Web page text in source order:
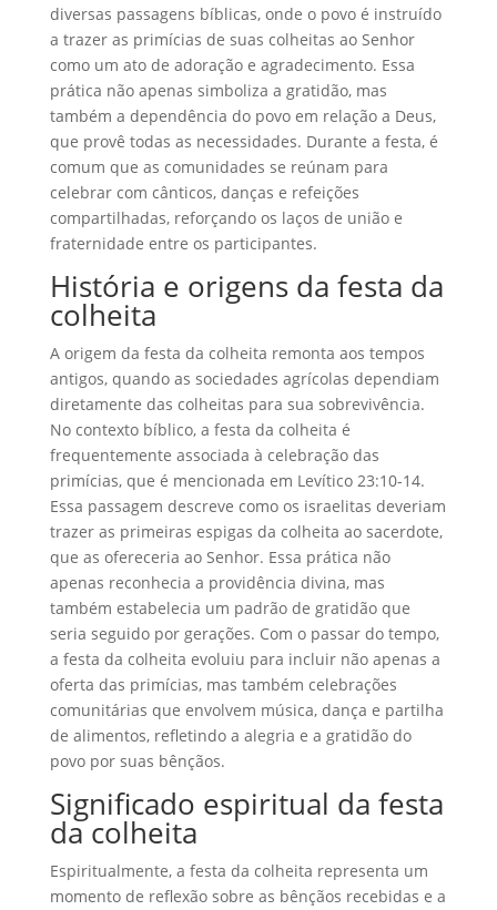
diversas passagens bíblicas, onde o povo é instruído
a trazer as primícias de suas colheitas ao Senhor
como um ato de adoração e agradecimento. Essa
prática não apenas simboliza a gratidão, mas
também a dependência do povo em relação a Deus,
que provê todas as necessidades. Durante a festa, é
comum que as comunidades se reúnam para
celebrar com cânticos, danças e refeições
compartilhadas, reforçando os laços de união e
fraternidade entre os participantes.
História e origens da festa da
colheita
A origem da festa da colheita remonta aos tempos
antigos, quando as sociedades agrícolas dependiam
diretamente das colheitas para sua sobrevivência.
No contexto bíblico, a festa da colheita é
frequentemente associada à celebração das
primícias, que é mencionada em Levítico 23:10-14.
Essa passagem descreve como os israelitas deveriam
trazer as primeiras espigas da colheita ao sacerdote,
que as ofereceria ao Senhor. Essa prática não
apenas reconhecia a providência divina, mas
também estabelecia um padrão de gratidão que
seria seguido por gerações. Com o passar do tempo,
a festa da colheita evoluiu para incluir não apenas a
oferta das primícias, mas também celebrações
comunitárias que envolvem música, dança e partilha
de alimentos, refletindo a alegria e a gratidão do
povo por suas bênçãos.
Significado espiritual da festa
da colheita
Espiritualmente, a festa da colheita representa um
momento de reflexão sobre as bênçãos recebidas e a